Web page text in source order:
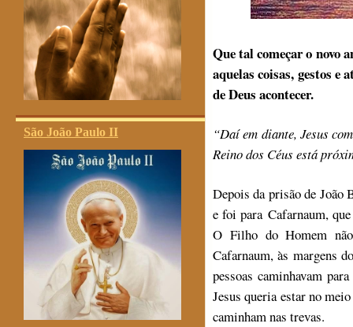
São João Paulo II
Que tal começar o novo
aquelas coisas, gestos e
de Deus acontecer.
“Daí em diante, Jesus
Reino dos Céus está
Depois da prisão de João
e foi para Cafarnaum,
O Filho do Homem
Cafarnaum, às margens
pessoas caminhavam
Jesus queria estar no
caminham nas trevas.